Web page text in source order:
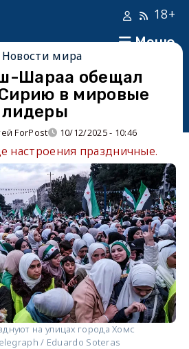
Меню
18+
Новости мира
Шараа обещал
в мировые
лидеры
ForPost 10/12/2025 - 10:46
настроения праздничные.
на улицах города Хомс
/ Eduardo Soteras